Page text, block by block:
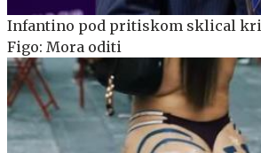
Infantino pod pritiskom sklical
Figo: Mora oditi